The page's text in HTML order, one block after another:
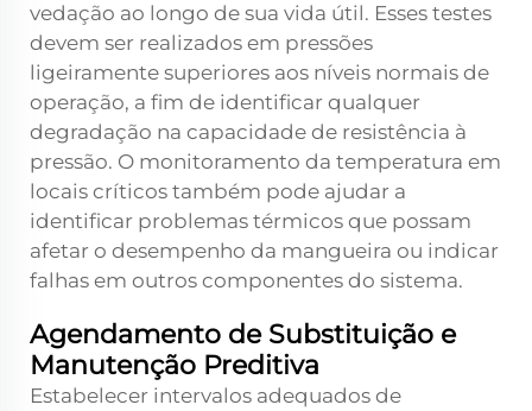
vedação ao longo de sua vida útil. Esses testes
devem ser realizados em pressões
ligeiramente superiores aos níveis normais de
operação, a fim de identificar qualquer
degradação na capacidade de resistência à
pressão. O monitoramento da temperatura em
locais críticos também pode ajudar a
identificar problemas térmicos que possam
afetar o desempenho da mangueira ou indicar
falhas em outros componentes do sistema.
Agendamento de Substituição e
Manutenção Preditiva
Estabelecer intervalos adequados de